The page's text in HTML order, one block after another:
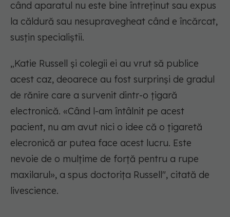
când aparatul nu este bine întreținut sau expus
la căldură sau nesupravegheat când e încărcat,
susțin specialiștii.
„Katie Russell și colegii ei au vrut să publice
acest caz, deoarece au fost surprinși de gradul
de rănire care a survenit dintr-o țigară
electronică. «Când l-am întâlnit pe acest
pacient, nu am avut nici o idee că o țigaretă
elecronică ar putea face acest lucru. Este
nevoie de o mulțime de forță pentru a rupe
maxilarul», a spus doctorița Russell", citată de
livescience.